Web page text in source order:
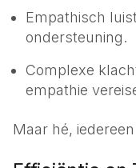
Empathisch
ondersteuning.
Complexe
empathie
Maar hé,